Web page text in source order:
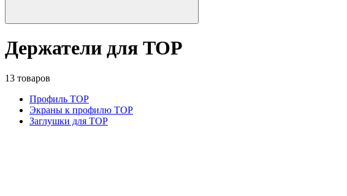
Держатели для TOP
13 товаров
Профиль TOP
Экраны к профилю TOP
Заглушки для TOP